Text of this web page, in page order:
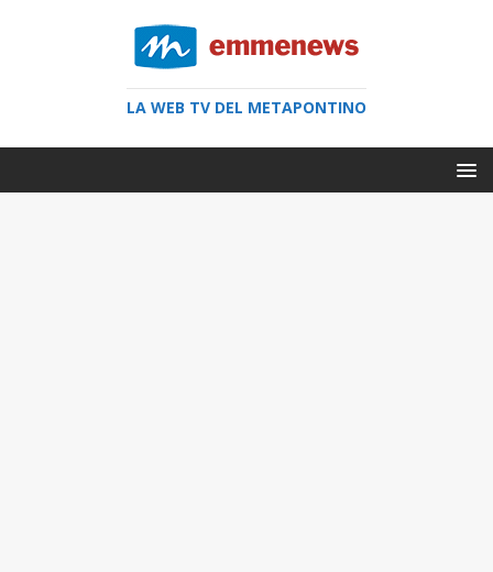
LA WEB TV DEL METAPONTINO